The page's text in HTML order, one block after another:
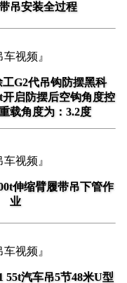
吊安装全过程
车视频』
G2代吊钩防摆黑科
启防摆后空钩角度控
载角度为：3.2度
车视频』
伸缩臂履带吊下管作
业
车视频』
55t汽车吊5节48米U型